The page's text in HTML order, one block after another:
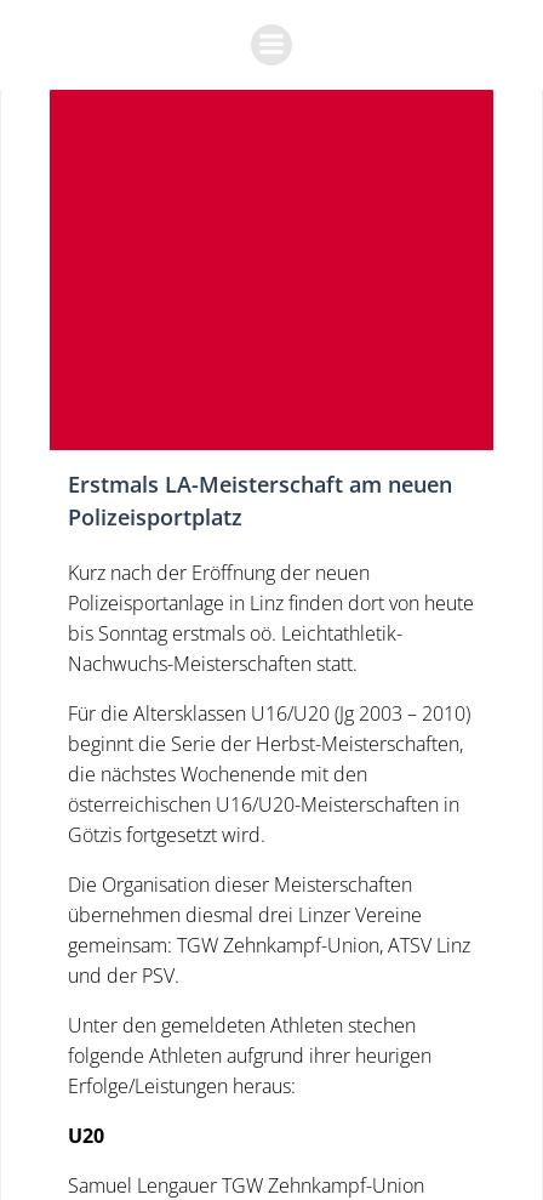
Inhalt
springen
Erstmals LA-Meisterschaft am neuen
Polizeisportplatz
Kurz nach der Eröffnung der neuen
Polizeisportanlage in Linz finden dort von heute
bis Sonntag erstmals oö. Leichtathletik-
Nachwuchs-Meisterschaften statt.
Für die Altersklassen U16/U20 (Jg 2003 – 2010)
beginnt die Serie der Herbst-Meisterschaften,
die nächstes Wochenende mit den
österreichischen U16/U20-Meisterschaften in
Götzis fortgesetzt wird.
Die Organisation dieser Meisterschaften
übernehmen diesmal drei Linzer Vereine
gemeinsam: TGW Zehnkampf-Union, ATSV Linz
und der PSV.
Unter den gemeldeten Athleten stechen
folgende Athleten aufgrund ihrer heurigen
Erfolge/Leistungen heraus:
U20
Samuel Lengauer TGW Zehnkampf-Union